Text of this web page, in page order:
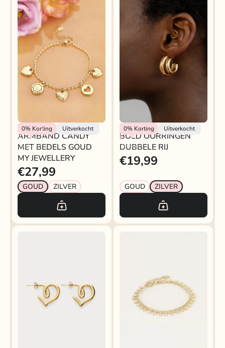
0% Korting Uitverkocht
My Jewellery
ARMBAND CANDY
MET BEDELS GOUD
MY JEWELLERY
€27,99
GOUD ZILVER
0%Korting Uitverkocht
My Jewellery
BOLD OORRINGEN
DUBBELE RIJ
€19,99
GOUD ZILVER